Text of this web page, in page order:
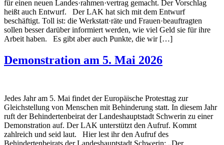
für einen neuen Landes·rahmen·vertrag gemacht. Der Vorschlag
heißt auch Entwurf. Der LAK hat sich mit dem Entwurf
beschäftigt. Toll ist: die Werkstatt·räte und Frauen·beauftragten
sollen besser darüber informiert werden, wie viel Geld sie für ihre
Arbeit haben. Es gibt aber auch Punkte, die wir […]
Demonstration am 5. Mai 2026
Jedes Jahr am 5. Mai findet der Europäische Protesttag zur
Gleichstellung von Menschen mit Behinderung statt. In diesem Jahr
ruft der Behindertenbeirat der Landeshauptstadt Schwerin zu einer
Demonstration auf. Der LAK unterstützt den Aufruf. Kommt
zahlreich und seid laut. Hier lest ihr den Aufruf des
Behindertenbeirats der Landeshauptstadt Schwerin: „Der